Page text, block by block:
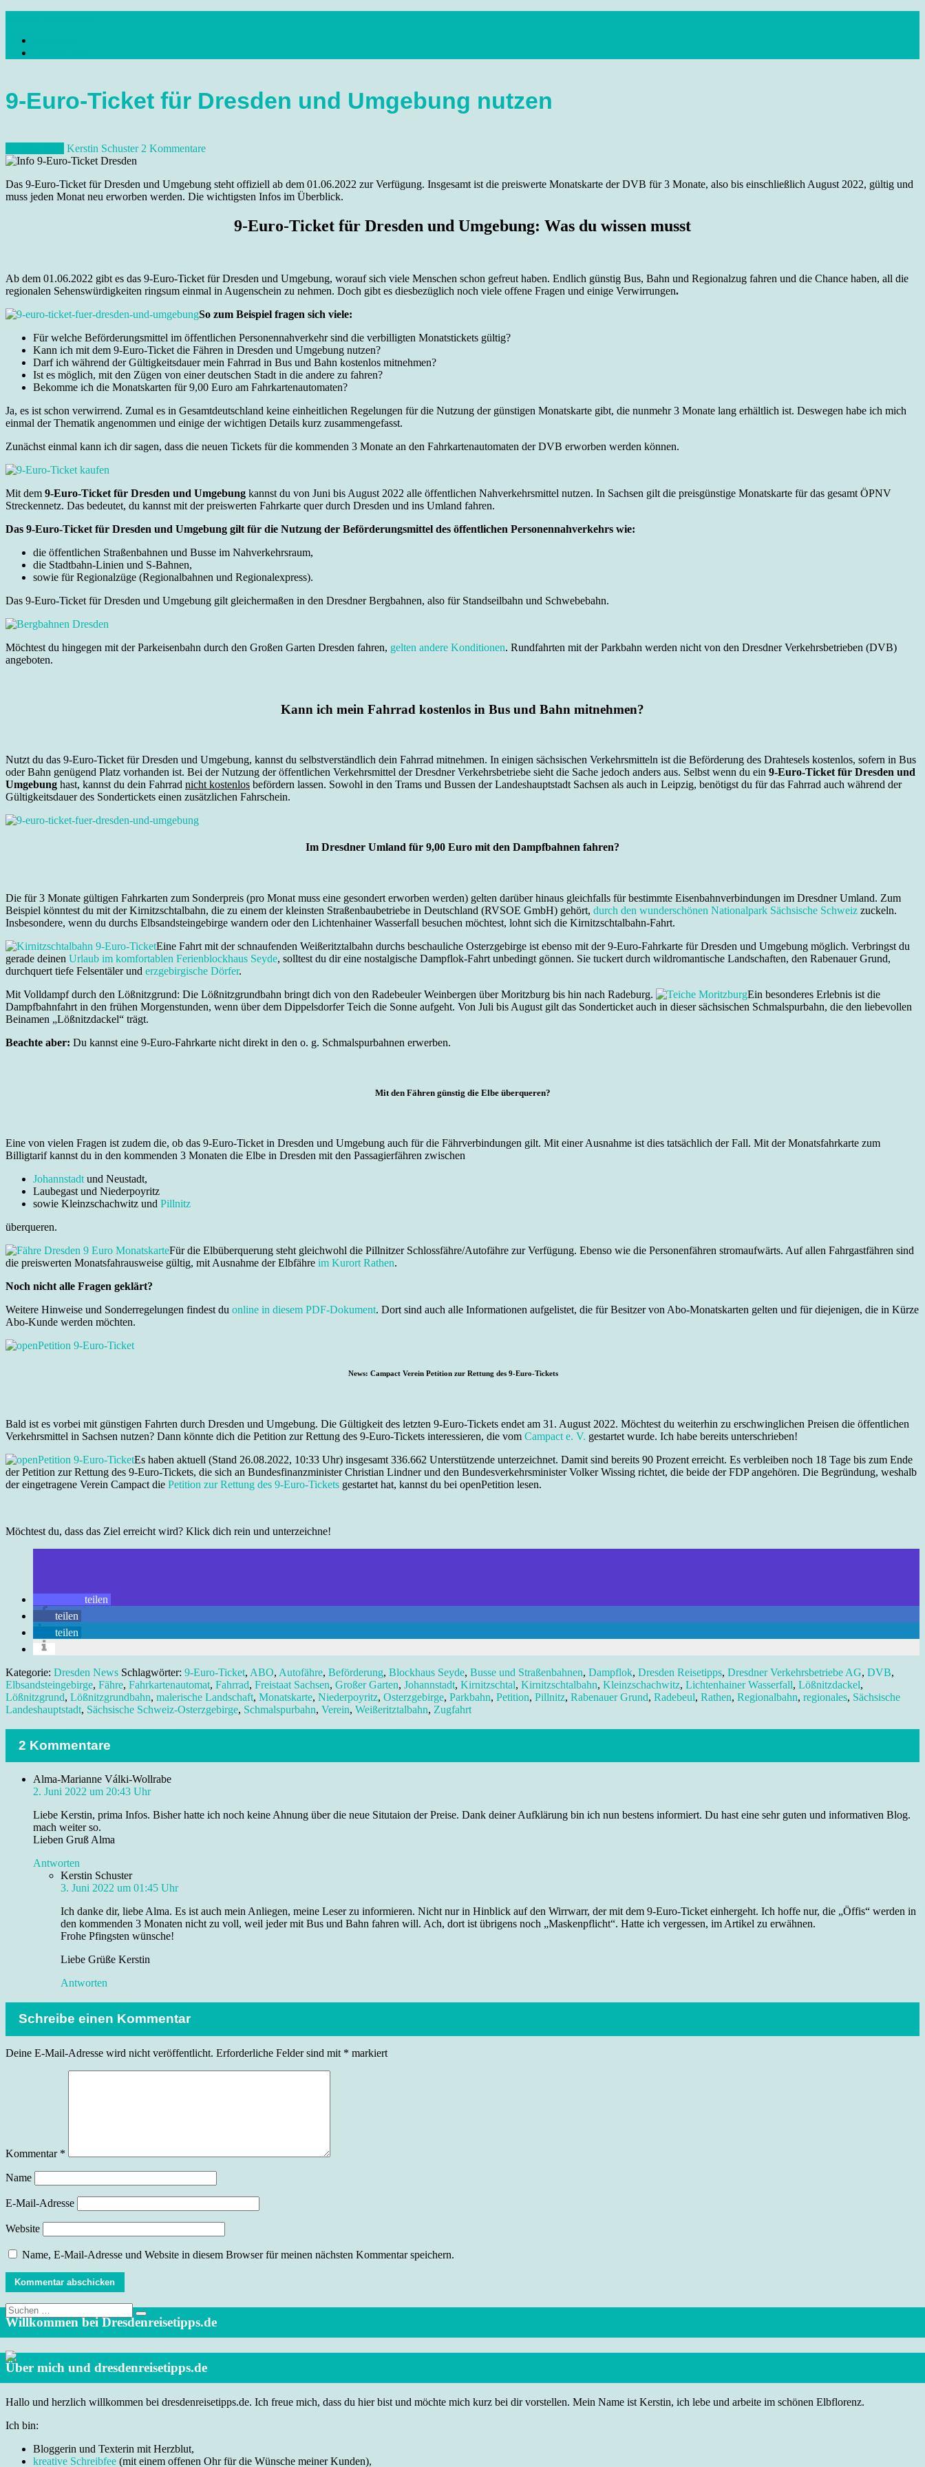
content
Reisetipps Dresden, Sehenswürdigkeiten, Ausflugsziele Sachsen, Veranstaltungen, Wandern, Kunst und Kultur im schönen Elbflorenz..
9-Euro-Ticket für Dresden und Umgebung nutzen
Kerstin Schuster 2 Kommentare
Das 9-Euro-Ticket für Dresden und Umgebung steht offiziell ab dem 01.06.2022 zur Verfügung. Insgesamt ist die preiswerte Monatskarte der DVB für 3 Monate, also bis einschließlich August 2022, gültig und
muss jeden Monat neu erworben werden. Die wichtigsten Infos im Überblick.
9-Euro-Ticket für Dresden und Umgebung: Was du wissen musst
Ab dem 01.06.2022 gibt es das 9-Euro-Ticket für Dresden und Umgebung, worauf sich viele Menschen schon gefreut haben. Endlich günstig Bus, Bahn und Regionalzug fahren und die Chance haben, all die
regionalen Sehenswürdigkeiten ringsum einmal in Augenschein zu nehmen. Doch gibt es diesbezüglich noch viele offene Fragen und einige Verwirrungen.
So zum Beispiel fragen sich viele:
Für welche Beförderungsmittel im öffentlichen Personennahverkehr sind die verbilligten Monatstickets gültig?
Kann ich mit dem 9-Euro-Ticket die Fähren in Dresden und Umgebung nutzen?
Darf ich während der Gültigkeitsdauer mein Fahrrad in Bus und Bahn kostenlos mitnehmen?
Ist es möglich, mit den Zügen von einer deutschen Stadt in die andere zu fahren?
Bekomme ich die Monatskarten für 9,00 Euro am Fahrkartenautomaten?
Ja, es ist schon verwirrend. Zumal es in Gesamtdeutschland keine einheitlichen Regelungen für die Nutzung der günstigen Monatskarte gibt, die nunmehr 3 Monate lang erhältlich ist. Deswegen habe ich mich
einmal der Thematik angenommen und einige der wichtigen Details kurz zusammengefasst.
Zunächst einmal kann ich dir sagen, dass die neuen Tickets für die kommenden 3 Monate an den Fahrkartenautomaten der DVB erworben werden können.
Mit dem 9-Euro-Ticket für Dresden und Umgebung kannst du von Juni bis August 2022 alle öffentlichen Nahverkehrsmittel nutzen. In Sachsen gilt die preisgünstige Monatskarte für das gesamt ÖPNV
Streckennetz. Das bedeutet, du kannst mit der preiswerten Fahrkarte quer durch Dresden und ins Umland fahren.
Das 9-Euro-Ticket für Dresden und Umgebung gilt für die Nutzung der Beförderungsmittel des öffentlichen Personennahverkehrs wie:
die öffentlichen Straßenbahnen und Busse im Nahverkehrsraum,
die Stadtbahn-Linien und S-Bahnen,
sowie für Regionalzüge (Regionalbahnen und Regionalexpress).
Das 9-Euro-Ticket für Dresden und Umgebung gilt gleichermaßen in den Dresdner Bergbahnen, also für Standseilbahn und Schwebebahn.
Möchtest du hingegen mit der Parkeisenbahn durch den Großen Garten Dresden fahren, gelten andere Konditionen. Rundfahrten mit der Parkbahn werden nicht von den Dresdner Verkehrsbetrieben (DVB)
angeboten.
Kann ich mein Fahrrad kostenlos in Bus und Bahn mitnehmen?
Nutzt du das 9-Euro-Ticket für Dresden und Umgebung, kannst du selbstverständlich dein Fahrrad mitnehmen. In einigen sächsischen Verkehrsmitteln ist die Beförderung des Drahtesels kostenlos, sofern in Bus
oder Bahn genügend Platz vorhanden ist. Bei der Nutzung der öffentlichen Verkehrsmittel der Dresdner Verkehrsbetriebe sieht die Sache jedoch anders aus. Selbst wenn du ein 9-Euro-Ticket für Dresden und
Umgebung hast, kannst du dein Fahrrad nicht kostenlos befördern lassen. Sowohl in den Trams und Bussen der Landeshauptstadt Sachsen als auch in Leipzig, benötigst du für das Fahrrad auch während der
Gültigkeitsdauer des Sondertickets einen zusätzlichen Fahrschein.
Im Dresdner Umland für 9,00 Euro mit den Dampfbahnen fahren?
Die für 3 Monate gültigen Fahrkarten zum Sonderpreis (pro Monat muss eine gesondert erworben werden) gelten darüber hinaus gleichfalls für bestimmte Eisenbahnverbindungen im Dresdner Umland. Zum
Beispiel könntest du mit der Kirnitzschtalbahn, die zu einem der kleinsten Straßenbaubetriebe in Deutschland (RVSOE GmbH) gehört, durch den wunderschönen Nationalpark Sächsische Schweiz zuckeln.
Insbesondere, wenn du durchs Elbsandsteingebirge wandern oder den Lichtenhainer Wasserfall besuchen möchtest, lohnt sich die Kirnitzschtalbahn-Fahrt.
Eine Fahrt mit der schnaufenden Weißeritztalbahn durchs beschauliche Osterzgebirge ist ebenso mit der 9-Euro-Fahrkarte für Dresden und Umgebung möglich. Verbringst du
gerade deinen Urlaub im komfortablen Ferienblockhaus Seyde, solltest du dir eine nostalgische Dampflok-Fahrt unbedingt gönnen. Sie tuckert durch wildromantische Landschaften, den Rabenauer Grund,
durchquert tiefe Felsentäler und erzgebirgische Dörfer.
Mit Volldampf durch den Lößnitzgrund: Die Lößnitzgrundbahn bringt dich von den Radebeuler Weinbergen über Moritzburg bis hin nach Radeburg.
Ein besonderes Erlebnis ist die
Dampfbahnfahrt in den frühen Morgenstunden, wenn über dem Dippelsdorfer Teich die Sonne aufgeht. Von Juli bis August gilt das Sonderticket auch in dieser sächsischen Schmalspurbahn, die den liebevollen
Beinamen „Lößnitzdackel“ trägt.
Beachte aber: Du kannst eine 9-Euro-Fahrkarte nicht direkt in den o. g. Schmalspurbahnen erwerben.
Mit den Fähren günstig die Elbe überqueren?
Eine von vielen Fragen ist zudem die, ob das 9-Euro-Ticket in Dresden und Umgebung auch für die Fährverbindungen gilt. Mit einer Ausnahme ist dies tatsächlich der Fall. Mit der Monatsfahrkarte zum
Billigtarif kannst du in den kommenden 3 Monaten die Elbe in Dresden mit den Passagierfähren zwischen
Johannstadt und Neustadt,
Laubegast und Niederpoyritz
sowie Kleinzschachwitz und Pillnitz
überqueren.
Für die Elbüberquerung steht gleichwohl die Pillnitzer Schlossfähre/Autofähre zur Verfügung. Ebenso wie die Personenfähren stromaufwärts. Auf allen Fahrgastfähren sind
die preiswerten Monatsfahrausweise gültig, mit Ausnahme der Elbfähre im Kurort Rathen.
Noch nicht alle Fragen geklärt?
Weitere Hinweise und Sonderregelungen findest du online in diesem PDF-Dokument. Dort sind auch alle Informationen aufgelistet, die für Besitzer von Abo-Monatskarten gelten und für diejenigen, die in Kürze
Abo-Kunde werden möchten.
News: Campact Verein Petition zur Rettung des 9-Euro-Tickets
Bald ist es vorbei mit günstigen Fahrten durch Dresden und Umgebung. Die Gültigkeit des letzten 9-Euro-Tickets endet am 31. August 2022. Möchtest du weiterhin zu erschwinglichen Preisen die öffentlichen
Verkehrsmittel in Sachsen nutzen? Dann könnte dich die Petition zur Rettung des 9-Euro-Tickets interessieren, die vom Campact e. V. gestartet wurde. Ich habe bereits unterschrieben!
Es haben aktuell (Stand 26.08.2022, 10:33 Uhr) insgesamt 336.662 Unterstützende unterzeichnet. Damit sind bereits 90 Prozent erreicht. Es verbleiben noch 18 Tage bis zum Ende
der Petition zur Rettung des 9-Euro-Tickets, die sich an Bundesfinanzminister Christian Lindner und den Bundesverkehrsminister Volker Wissing richtet, die beide der FDP angehören. Die Begründung, weshalb
der eingetragene Verein Campact die Petition zur Rettung des 9-Euro-Tickets gestartet hat, kannst du bei openPetition lesen.
Möchtest du, dass das Ziel erreicht wird? Klick dich rein und unterzeichne!
teilen
teilen
teilen
Kategorie: Dresden News Schlagwörter: 9-Euro-Ticket, ABO, Autofähre, Beförderung, Blockhaus Seyde, Busse und Straßenbahnen, Dampflok, Dresden Reisetipps, Dresdner Verkehrsbetriebe AG, DVB,
Elbsandsteingebirge, Fähre, Fahrkartenautomat, Fahrrad, Freistaat Sachsen, Großer Garten, Johannstadt, Kirnitzschtal, Kirnitzschtalbahn, Kleinzschachwitz, Lichtenhainer Wasserfall, Lößnitzdackel,
Lößnitzgrund, Lößnitzgrundbahn, malerische Landschaft, Monatskarte, Niederpoyritz, Osterzgebirge, Parkbahn, Petition, Pillnitz, Rabenauer Grund, Radebeul, Rathen, Regionalbahn, regionales, Sächsische
Landeshauptstadt, Sächsische Schweiz-Osterzgebirge, Schmalspurbahn, Verein, Weißeritztalbahn, Zugfahrt
2 Kommentare
Alma-Marianne Válki-Wollrabe
2. Juni 2022 um 20:43 Uhr
Liebe Kerstin, prima Infos. Bisher hatte ich noch keine Ahnung über die neue Situtaion der Preise. Dank deiner Aufklärung bin ich nun bestens informiert. Du hast eine sehr guten und informativen Blog.
mach weiter so.
Lieben Gruß Alma
Antworten
Kerstin Schuster
3. Juni 2022 um 01:45 Uhr
Ich danke dir, liebe Alma. Es ist auch mein Anliegen, meine Leser zu informieren. Nicht nur in Hinblick auf den Wirrwarr, der mit dem 9-Euro-Ticket einhergeht. Ich hoffe nur, die „Öffis“ werden in
den kommenden 3 Monaten nicht zu voll, weil jeder mit Bus und Bahn fahren will. Ach, dort ist übrigens noch „Maskenpflicht“. Hatte ich vergessen, im Artikel zu erwähnen.
Frohe Pfingsten wünsche!
Liebe Grüße Kerstin
Antworten
Schreibe einen Kommentar
Deine E-Mail-Adresse wird nicht veröffentlicht. Erforderliche Felder sind mit * markiert
Kommentar *
Name
E-Mail-Adresse
Website
Name, E-Mail-Adresse und Website in diesem Browser für meinen nächsten Kommentar speichern.
Suche
nach:
Willkommen bei Dresdenreisetipps.de
Über mich und dresdenreisetipps.de
Hallo und herzlich willkommen bei dresdenreisetipps.de. Ich freue mich, dass du hier bist und möchte mich kurz bei dir vorstellen. Mein Name ist Kerstin, ich lebe und arbeite im schönen Elbflorenz.
Ich bin:
Bloggerin und Texterin mit Herzblut,
kreative Schreibfee (mit einem offenen Ohr für die Wünsche meiner Kunden),